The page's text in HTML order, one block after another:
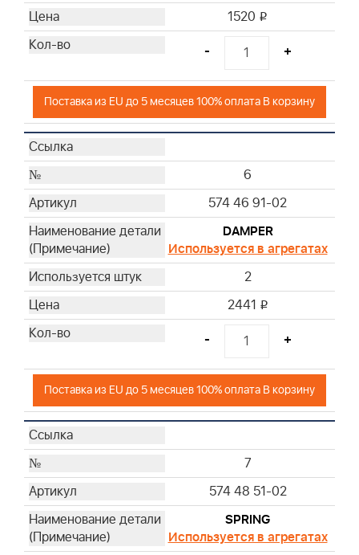
1520 i
- +
Поставка из EU до 5 месяцев 100% оплата В корзину
6
574 46 91-02
DAMPER
Используется в агрегатах
2
2441 i
- +
Поставка из EU до 5 месяцев 100% оплата В корзину
7
574 48 51-02
SPRING
Используется в агрегатах